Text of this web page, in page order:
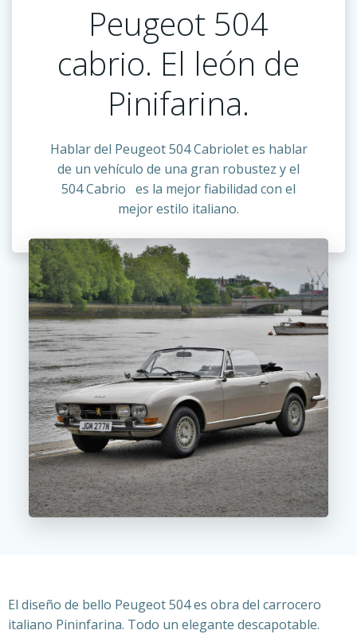
Peugeot 504
cabrio. El león de
Pinifarina.
Hablar del Peugeot 504 Cabriolet es hablar
de un vehículo de una gran robustez y el
504 Cabrio es la mejor fiabilidad con el
mejor estilo italiano.
El diseño de bello Peugeot 504 es obra del carrocero
italiano Pininfarina. Todo un elegante descapotable.